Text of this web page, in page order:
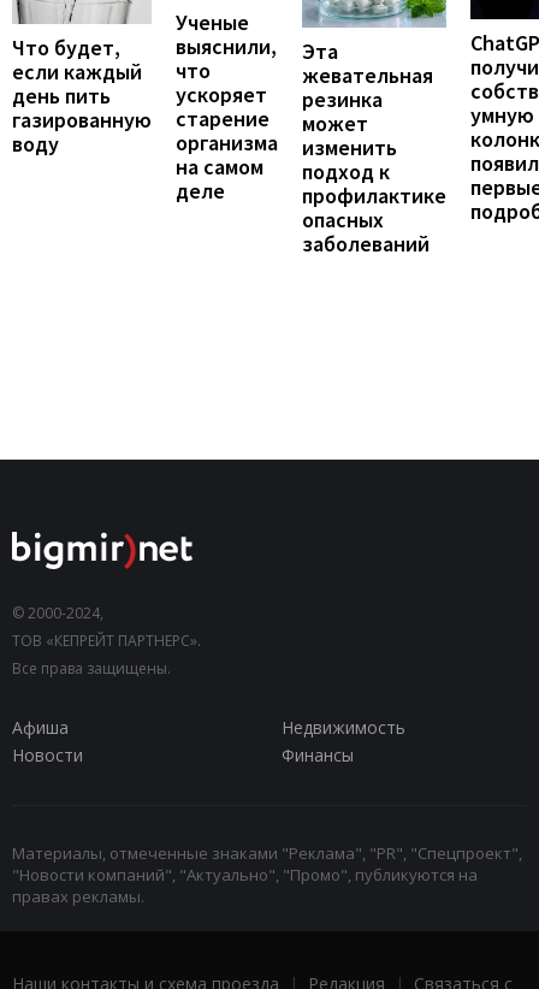
Что будет,
если каждый
день пить
газированную
воду
Ученые
выяснили,
что
ускоряет
старение
организма
на самом
деле
Эта
жевательная
резинка
может
изменить
подход к
профилактике
опасных
заболеваний
умную
© 2000-2024,
ТОВ «КЕПРЕЙТ ПАРТНЕРС».
Все права защищены.
Афиша
Недвижимость
Новости
Финансы
Материалы, отмеченные знаками "Реклама", "PR", "Спецпроект",
"Новости компаний", "Актуально", "Промо", публикуются на
правах рекламы.
Наши контакты и схема проезда | Редакция | Связаться с